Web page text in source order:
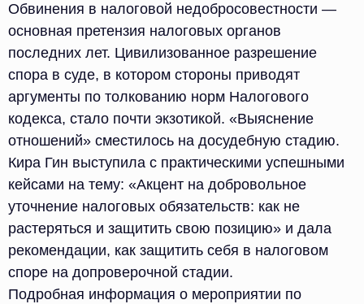
Обвинения в налоговой недобросовестности —
основная претензия налоговых органов
последних лет. Цивилизованное разрешение
спора в суде, в котором стороны приводят
аргументы по толкованию норм Налогового
кодекса, стало почти экзотикой. «Выяснение
отношений» сместилось на досудебную стадию.
Кира Гин выступила с практическими успешными
кейсами на тему: «Акцент на добровольное
уточнение налоговых обязательств: как не
растеряться и защитить свою позицию» и дала
рекомендации, как защитить себя в налоговом
споре на допроверочной стадии.
Подробная информация о мероприятии по